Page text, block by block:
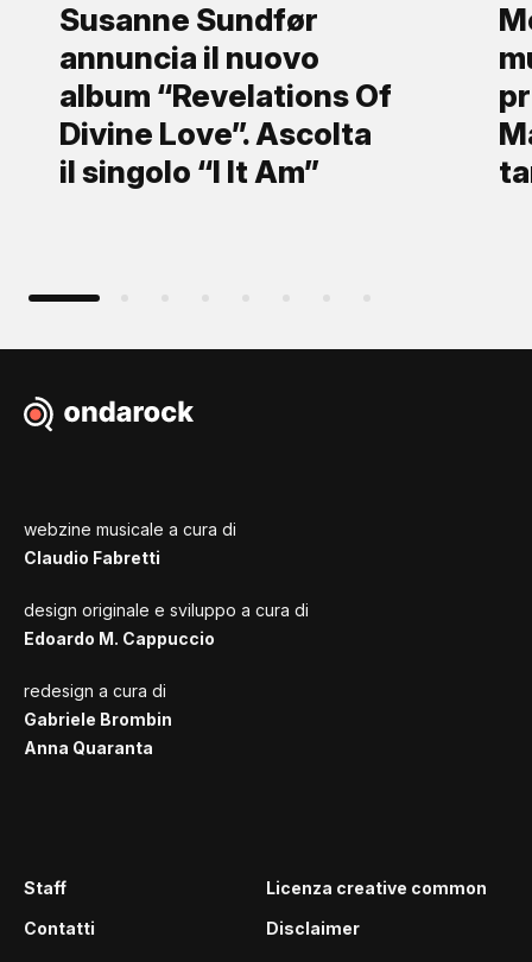
Susanne Sundfør
annuncia il nuovo
album “Revelations Of
Divine Love”. Ascolta
il singolo “I It Am”
webzine musicale a cura di
Claudio Fabretti
design originale e sviluppo a cura di
Edoardo M. Cappuccio
redesign a cura di
Gabriele Brombin
Anna Quaranta
Staff
Contatti
Licenza creative common
Disclaimer